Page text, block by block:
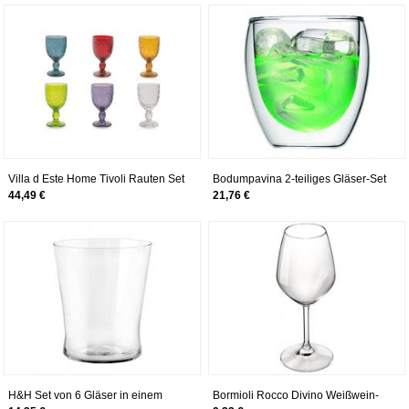
Villa d Este Home Tivoli Rauten Set
Weingläser, Mehrfarbig,
44,49 €
Bodumpavina 2-teiliges Gläser-Set
(Doppelwandig, Isoliert,
21,76 €
H&H Set von 6 Gläser in einem
Bormioli Rocco Divino Weißwein-